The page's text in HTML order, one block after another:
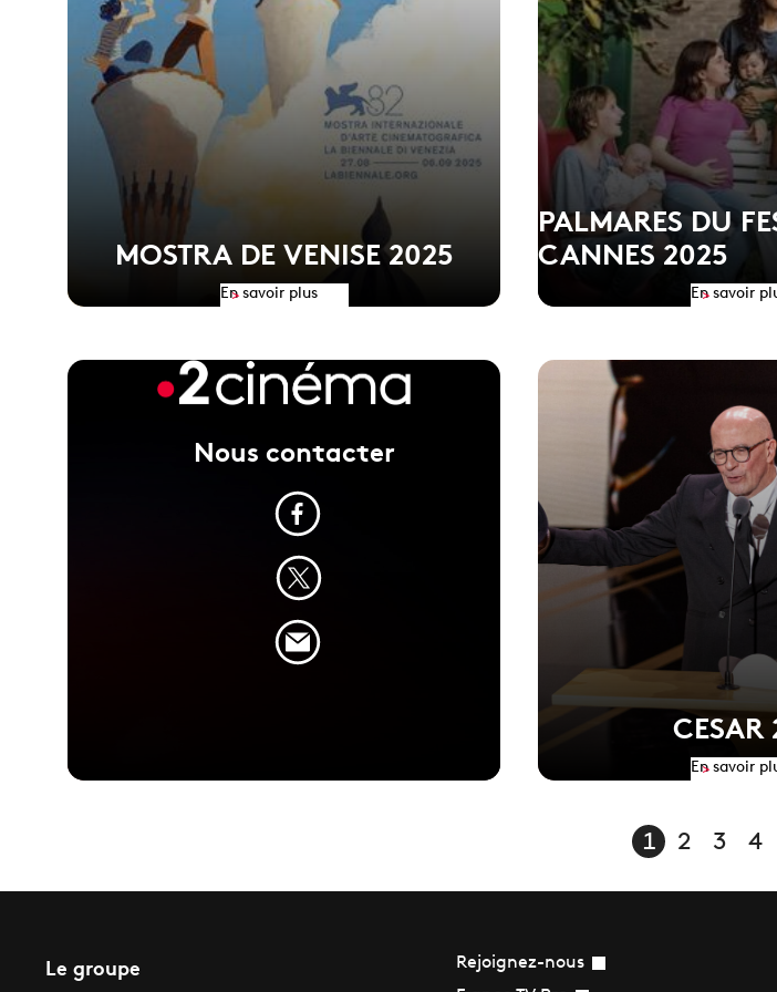
MOSTRA DE VENISE 2025
A PIED D'OEUVRE de Valérie Donzelli obtient Le
>
En savoir plus
PALMARES DU
CANNES 2025
>
En savoir
Nous contacter
CESAR
>
En savoir
1 2 3 4
Le groupe
Rejoignez-nous